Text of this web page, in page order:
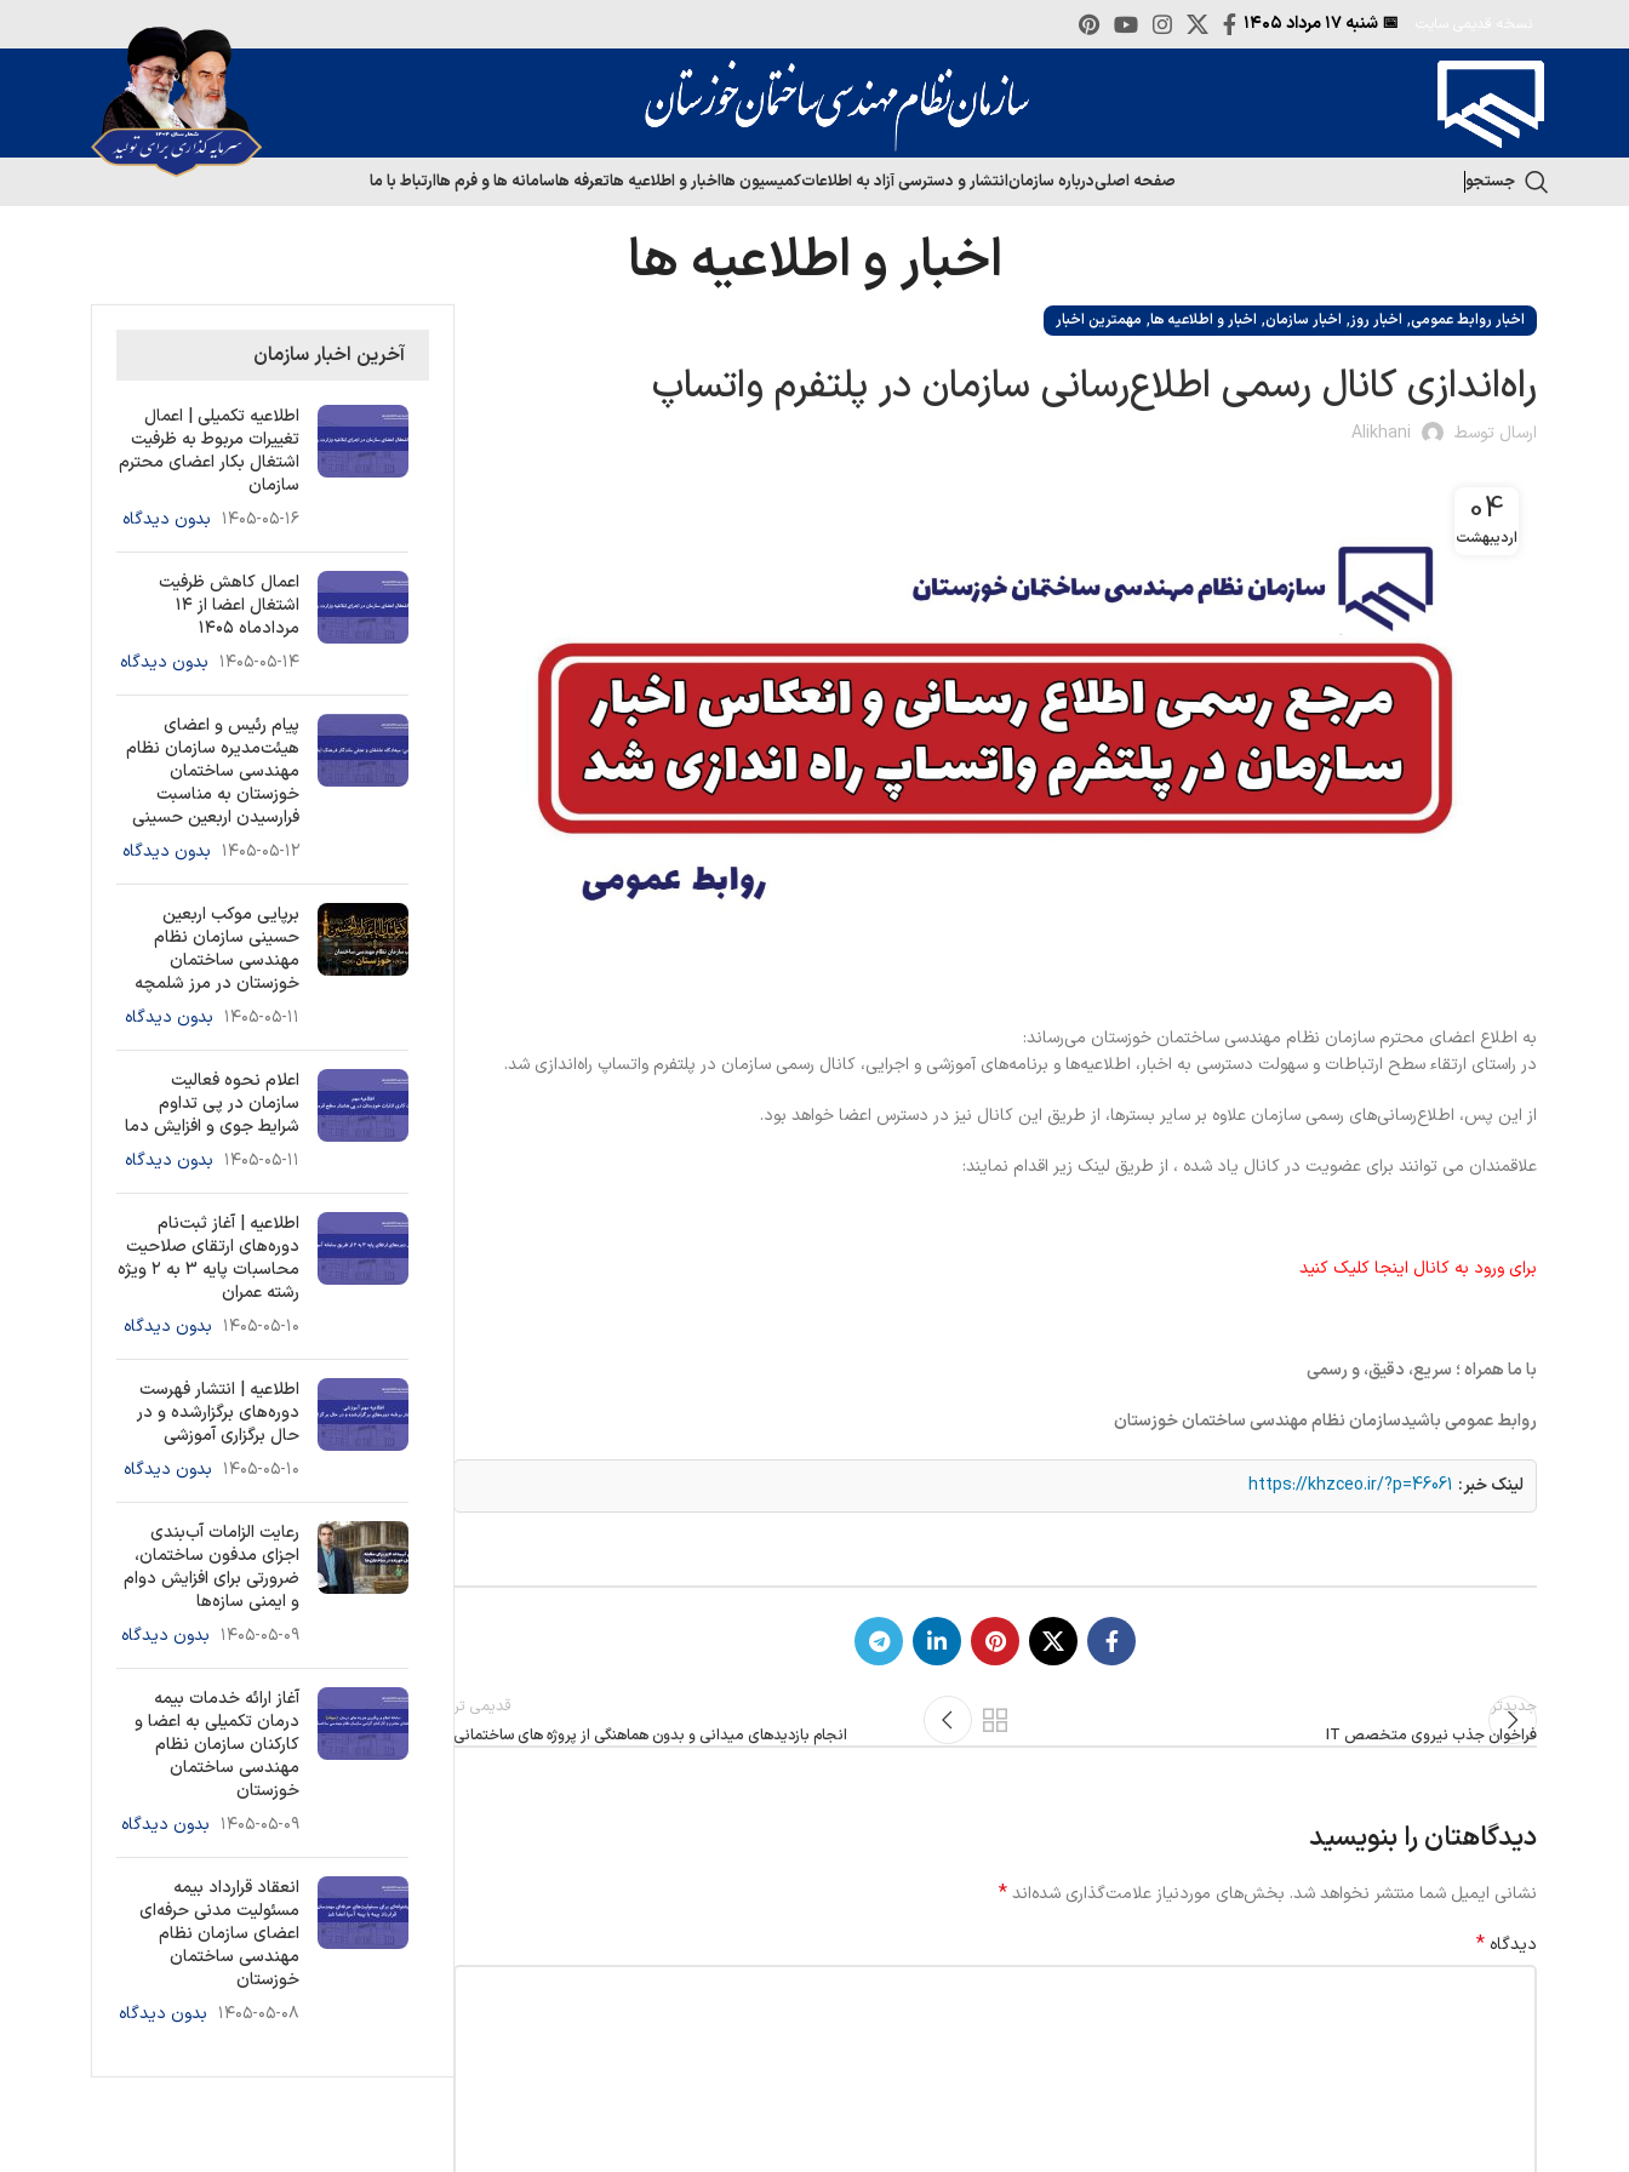
📅 شنبه
جستجو صفحه اصلیدرباره سازمانانتشار و دسترسی آزاد به اطلاعاتکمیسیون هااخبار و اطلاعیه هاتعرفه هاسامانه ها و فرم هاارتباط با ما
اخبار و اطلاعیه ها
اخبار روابط عمومی, اخبار روز, اخبار سازمان, اخبار و اطلاعیه ها, مهمترین اخبار
راه‌اندازی کانال رسمی اطلاع‌رسانی سازمان در پلتفرم واتساپ
ارسال توسط Alikhani
04
اردیبهشت
به اطلاع اعضای محترم سازمان نظام مهندسی ساختمان خوزستان می‌رساند:
در راستای ارتقاء سطح ارتباطات و سهولت دسترسی به اخبار، اطلاعیه‌ها و برنامه‌های آموزشی و اجرایی، کانال رسمی سازمان در پلتفرم واتساپ راه‌اندازی شد.
از این پس، اطلاع‌رسانی‌های رسمی سازمان علاوه بر سایر بسترها، از طریق این کانال نیز در دسترس اعضا خواهد بود.
علاقمندان می توانند برای عضویت در کانال یاد شده ، از طریق لینک زیر اقدام نمایند:
برای ورود به کانال اینجا کلیک کنید
با ما همراه ؛ سریع، دقیق، و رسمی
روابط عمومی باشیدسازمان نظام مهندسی ساختمان خوزستان
لینک خبر: https://khzceo.ir/?p=46061
جدیدتر
فراخوان جذب نیروی متخصص IT
قدیمی تر
انجام بازدیدهای میدانی و بدون هماهنگی از پروژه های ساختمانی
دیدگاهتان را بنویسید
نشانی ایمیل شما منتشر نخواهد شد. بخش‌های موردنیاز علامت‌گذاری شده‌اند*
دیدگاه *
آخرین اخبار سازمان
اطلاعیه تکمیلی | اعمال
تغییرات مربوط به ظرفیت
اشتغال بکار اعضای محترم
سازمان
۱۴۰۵-۰۵-۱۶ بدون دیدگاه
اعمال کاهش ظرفیت
اشتغال اعضا از ۱۴
مردادماه ۱۴۰۵
۱۴۰۵-۰۵-۱۴ بدون دیدگاه
پیام رئیس و اعضای
هیئت‌مدیره سازمان نظام
مهندسی ساختمان
خوزستان به مناسبت
فرارسیدن اربعین حسینی
۱۴۰۵-۰۵-۱۲ بدون دیدگاه
برپایی موکب اربعین
حسینی سازمان نظام
مهندسی ساختمان
خوزستان در مرز شلمچه
۱۴۰۵-۰۵-۱۱ بدون دیدگاه
اعلام نحوه فعالیت
سازمان در پی تداوم
شرایط جوی و افزایش دما
۱۴۰۵-۰۵-۱۱ بدون دیدگاه
اطلاعیه | آغاز ثبت‌نام
دوره‌های ارتقای صلاحیت
محاسبات پایه 3 به ۲ ویژه
رشته عمران
۱۴۰۵-۰۵-۱۰ بدون دیدگاه
اطلاعیه | انتشار فهرست
دوره‌های برگزارشده و در
حال برگزاری آموزشی
۱۴۰۵-۰۵-۱۰ بدون دیدگاه
رعایت الزامات آب‌بندی
اجزای مدفون ساختمان،
ضرورتی برای افزایش دوام
و ایمنی سازه‌ها
۱۴۰۵-۰۵-۰۹ بدون دیدگاه
آغاز ارائه خدمات بیمه
درمان تکمیلی به اعضا و
کارکنان سازمان نظام
مهندسی ساختمان
خوزستان
۱۴۰۵-۰۵-۰۹ بدون دیدگاه
انعقاد قرارداد بیمه
مسئولیت مدنی حرفه‌ای
اعضای سازمان نظام
مهندسی ساختمان
خوزستان
۱۴۰۵-۰۵-۰۸ بدون دیدگاه